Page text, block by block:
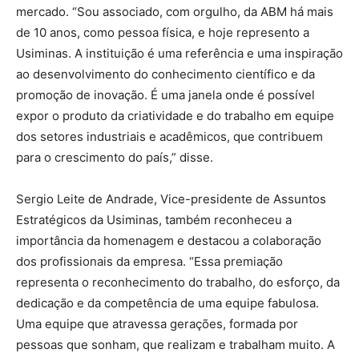
mercado. “Sou associado, com orgulho, da ABM há mais
de 10 anos, como pessoa física, e hoje represento a
Usiminas. A instituição é uma referência e uma inspiração
ao desenvolvimento do conhecimento científico e da
promoção de inovação. É uma janela onde é possível
expor o produto da criatividade e do trabalho em equipe
dos setores industriais e acadêmicos, que contribuem
para o crescimento do país,” disse.
Sergio Leite de Andrade, Vice-presidente de Assuntos
Estratégicos da Usiminas, também reconheceu a
importância da homenagem e destacou a colaboração
dos profissionais da empresa. “Essa premiação
representa o reconhecimento do trabalho, do esforço, da
dedicação e da competência de uma equipe fabulosa.
Uma equipe que atravessa gerações, formada por
pessoas que sonham, que realizam e trabalham muito. A